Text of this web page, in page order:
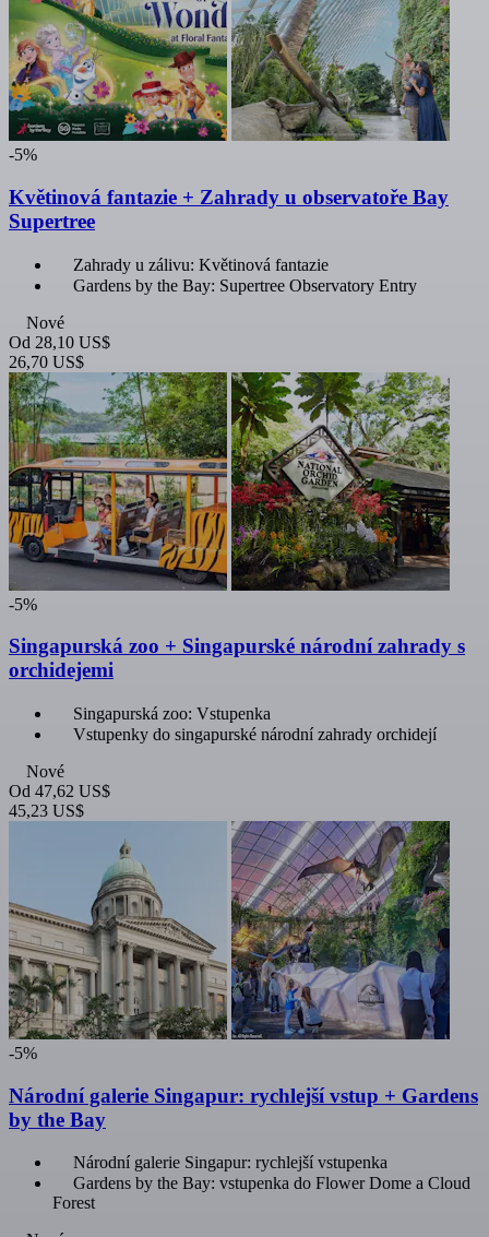
-5%
Květinová fantazie + Zahrady u observatoře Bay
Supertree
Zahrady u zálivu: Květinová fantazie
Gardens by the Bay: Supertree Observatory Entry
Nové
Od 28,10 US$
26,70 US$
-5%
Singapurská zoo + Singapurské národní zahrady s
orchidejemi
Singapurská zoo: Vstupenka
Vstupenky do singapurské národní zahrady orchidejí
Nové
Od 47,62 US$
45,23 US$
-5%
Národní galerie Singapur: rychlejší vstup + Gardens
by the Bay
Národní galerie Singapur: rychlejší vstupenka
Gardens by the Bay: vstupenka do Flower Dome a Cloud
Forest